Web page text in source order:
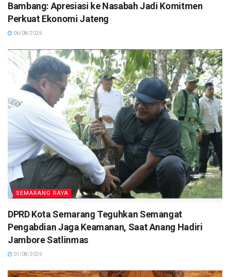
Bambang: Apresiasi ke Nasabah Jadi Komitmen
Perkuat Ekonomi Jateng
06/08/2026
SEMARANG RAYA
DPRD Kota Semarang Teguhkan Semangat
Pengabdian Jaga Keamanan, Saat Anang Hadiri
Jambore Satlinmas
01/08/2026